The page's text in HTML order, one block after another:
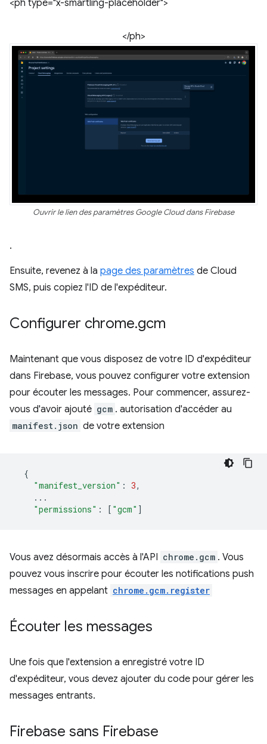
<ph type="x-smartling-placeholder">
</ph>
Ouvrir le lien des paramètres Google Cloud dans Firebase
.
Ensuite, revenez à la page des paramètres de Cloud
SMS, puis copiez l'ID de l'expéditeur.
Configurer chrome.gcm
Maintenant que vous disposez de votre ID d'expéditeur
dans Firebase, vous pouvez configurer votre extension
pour écouter les messages. Pour commencer, assurez-
vous d'avoir ajouté gcm . autorisation d'accéder au
manifest.json de votre extension
{
"manifest_version" : 3,
...
"permissions" : [ "gcm" ]
Vous avez désormais accès à l'API chrome.gcm . Vous
pouvez vous inscrire pour écouter les notifications push
messages en appelant chrome.gcm.register
Écouter les messages
Une fois que l'extension a enregistré votre ID
d'expéditeur, vous devez ajouter du code pour gérer les
messages entrants.
Firebase sans Firebase